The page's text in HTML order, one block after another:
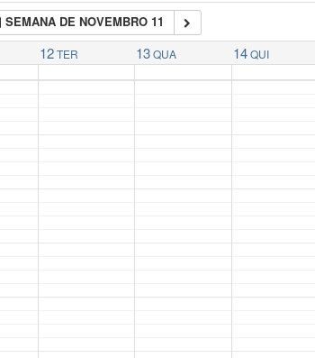
SEMANA DE NOVEMBRO 11
12 TER 13 QUA 14 QUI